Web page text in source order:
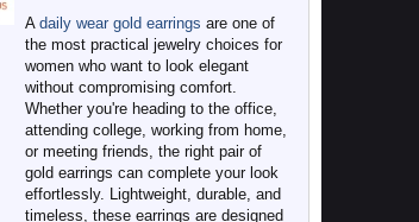
A daily wear gold earrings are one of
the most practical jewelry choices for
women who want to look elegant
without compromising comfort.
Whether you're heading to the office,
attending college, working from home,
or meeting friends, the right pair of
gold earrings can complete your look
effortlessly. Lightweight, durable, and
timeless, these earrings are designed